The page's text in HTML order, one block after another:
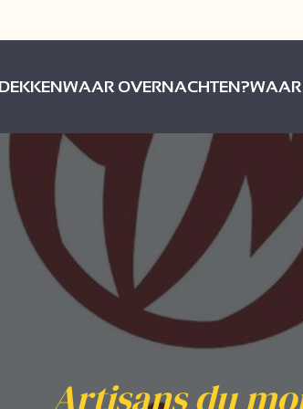
WAAR OVERNACHTEN?WAAR
Artisans du